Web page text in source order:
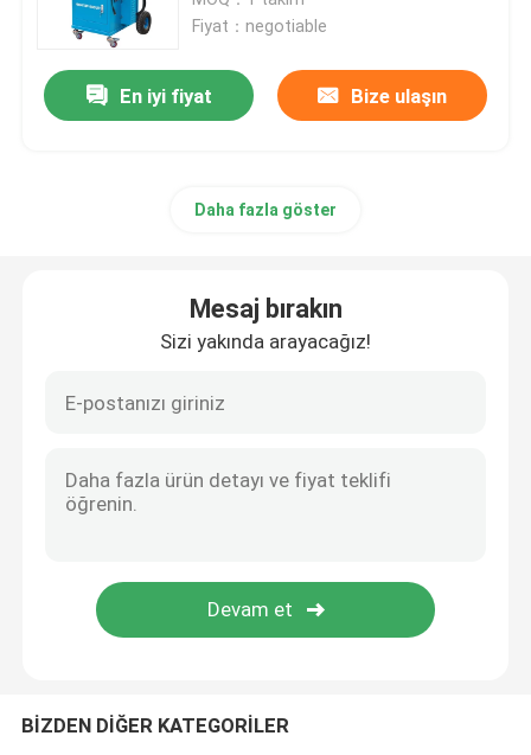
Mini Nokta Dönüşlü Yükleyici
Tarım Çiftlik Traktörü
Poliüretan Sprey Köpük Makinası
Polyurea Kimyasal
Fiyat：negotiable
En iyi fiyat Bize ulaşın
Daha fazla göster
Mesaj bırakın
Sizi yakında arayacağız!
BİZDEN DİĞER KATEGORİLER